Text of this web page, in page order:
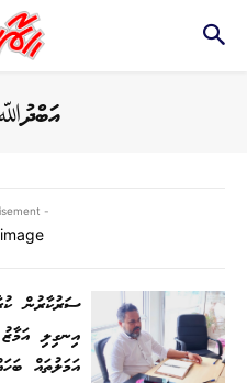
-
ސަރުކާރުން
އިނގިލި
އަމަލުތައް